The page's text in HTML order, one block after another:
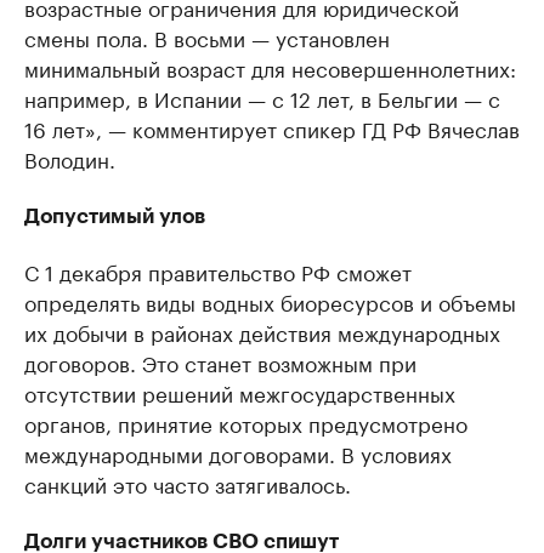
смены пола. В восьми — установлен
минимальный возраст для несовершеннолетних:
например, в Испании — с 12 лет, в Бельгии — с
16 лет», — комментирует спикер ГД РФ Вячеслав
Володин.
Допустимый улов
С 1 декабря правительство РФ сможет
определять виды водных биоресурсов и объемы
их добычи в районах действия международных
договоров. Это станет возможным при
отсутствии решений межгосударственных
органов, принятие которых предусмотрено
международными договорами. В условиях
санкций это часто затягивалось.
Долги участников СВО спишут